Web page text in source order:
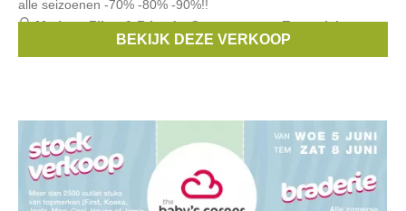
alle seizoenen -70% -80% -90%!!
Merken:Filou & Friends,Scapa,strass,Essentiel,
BEKIJK DEZE VERKOOP